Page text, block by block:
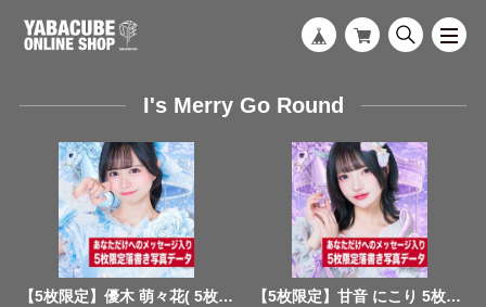
I's Merry Go Round
【5枚限定】優木 萌々花( 5枚限定メッセージ落書き写真データ【¥2,000】 【5枚限定】甘音 にこり 5枚限定メッセージ落書き写真データ【¥2,000】